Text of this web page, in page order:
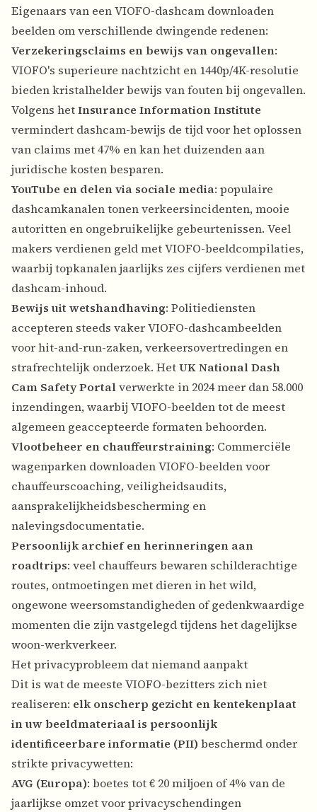
Eigenaars van een VIOFO-dashcam downloaden
beelden om verschillende dwingende redenen:
Verzekeringsclaims en bewijs van ongevallen:
VIOFO's superieure nachtzicht en 1440p/4K-resolutie
bieden kristalhelder bewijs van fouten bij ongevallen.
Volgens hetInsurance Information Institute
vermindert dashcam-bewijs de tijd voor het oplossen
van claims met 47% en kan het duizenden aan
juridische kosten besparen.
YouTube en delen via sociale media: populaire
dashcamkanalen tonen verkeersincidenten, mooie
autoritten en ongebruikelijke gebeurtenissen. Veel
makers verdienen geld met VIOFO-beeldcompilaties,
waarbij topkanalen jaarlijks zes cijfers verdienen met
dashcam-inhoud.
Bewijs uit wetshandhaving: Politiediensten
accepteren steeds vaker VIOFO-dashcambeelden
voor hit-and-run-zaken, verkeersovertredingen en
strafrechtelijk onderzoek. HetUK National Dash
Cam Safety Portalverwerkte in 2024 meer dan 58.000
inzendingen, waarbij VIOFO-beelden tot de meest
algemeen geaccepteerde formaten behoorden.
Vlootbeheer en chauffeurstraining: Commerciële
wagenparken downloaden VIOFO-beelden voor
chauffeurscoaching, veiligheidsaudits,
aansprakelijkheidsbescherming en
nalevingsdocumentatie.
Persoonlijk archief en herinneringen aan
roadtrips: veel chauffeurs bewaren schilderachtige
routes, ontmoetingen met dieren in het wild,
ongewone weersomstandigheden of gedenkwaardige
momenten die zijn vastgelegd tijdens het dagelijkse
woon-werkverkeer.
Het privacyprobleem dat niemand aanpakt
Dit is wat de meeste VIOFO-bezitters zich niet
realiseren: elk onscherp gezicht en kentekenplaat
in uw beeldmateriaal is persoonlijk
identificeerbare informatie (PII) beschermd onder
strikte privacywetten:
AVG (Europa): boetes tot € 20 miljoen of 4% van de
jaarlijkse omzet voor privacyschendingen